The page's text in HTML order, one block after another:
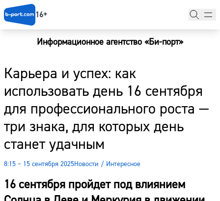
16+
Информационное агентство «Би-порт»
Карьера и успех: как
использовать день 16 сентября
для профессионального роста —
три знака, для которых день
станет удачным
8:15 – 15 сентября 2025Новости / Интересное
16 сентября пройдет под влиянием
Новости
Наши гости
Фоторепортажи
Погода
Курсы валют